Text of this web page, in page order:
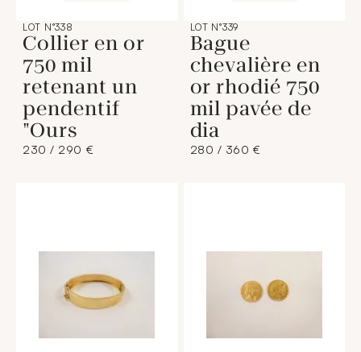
LOT N°338
Collier en or
750 mil
retenant un
pendentif
"Ours
230 / 290 €
LOT N°339
Bague
chevalière en
or rhodié 750
mil pavée de
dia
280 / 360 €